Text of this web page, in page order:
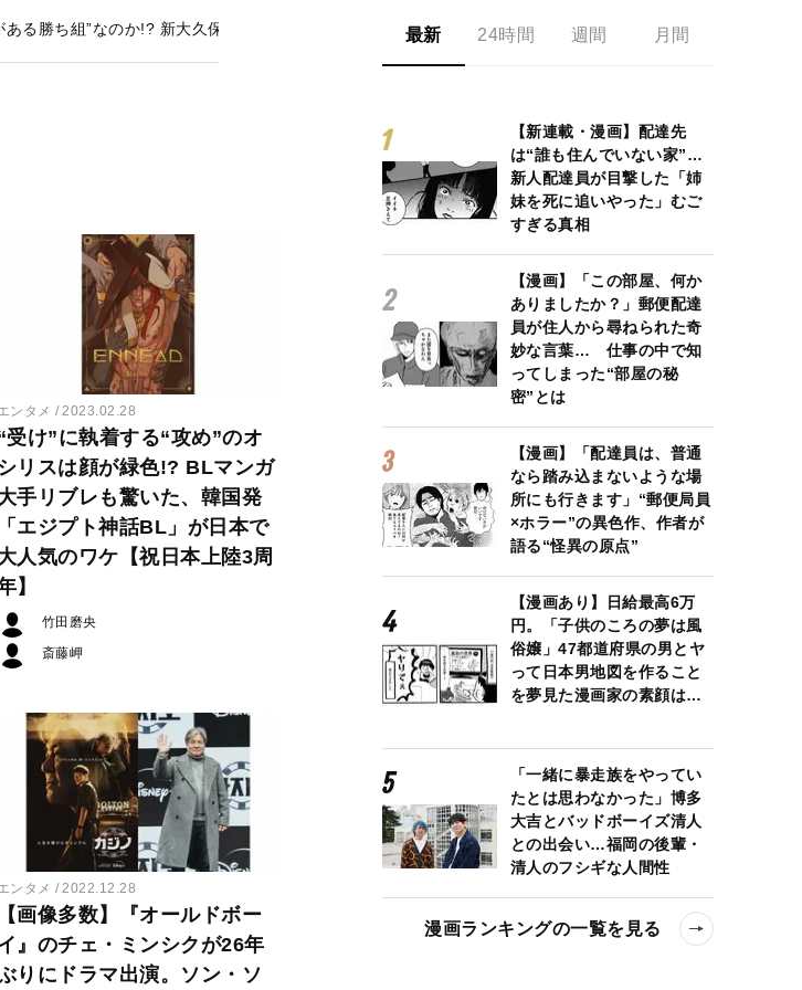
る勝ち組”なのか!? 新大久保の街の変化から見る“韓流ファン”の姿とは
エンタメ 2023.02.28
受け”に執着する“攻め”のオ
リスは顔が緑色!? BLマンガ
手リブレも驚いた、韓国発
「エジプト神話BL」が日本で
人気のワケ【祝日本上陸3周
】
竹田磨央
斎藤岬
ンタメ 2022.12.28
【画像多数】『オールドボー
』のチェ・ミンシクが26年
りにドラマ出演。ソン・ソ
最新 24時間 週間 月間
【新連載・漫画】配達先
は“誰も住んでいない家”…
新人配達員が目撃した「姉
妹を死に追いやった」むご
すぎる真相
【漫画】「この部屋、何か
ありましたか？」郵便配達
員が住人から尋ねられた奇
妙な言葉… 仕事の中で知
ってしまった“部屋の秘
密”とは
【漫画】「配達員は、普通
なら踏み込まないような場
所にも行きます」“郵便局員
×ホラー”の異色作、作者が
語る“怪異の原点”
【漫画あり】日給最高6万
円。「子供のころの夢は風
俗嬢」47都道府県の男とヤ
って日本男地図を作ること
を夢見た漫画家の素顔は…
「一緒に暴走族をやってい
たとは思わなかった」博多
大吉とバッドボーイズ清人
との出会い…福岡の後輩・
清人のフシギな人間性
漫画ランキングの一覧を見る